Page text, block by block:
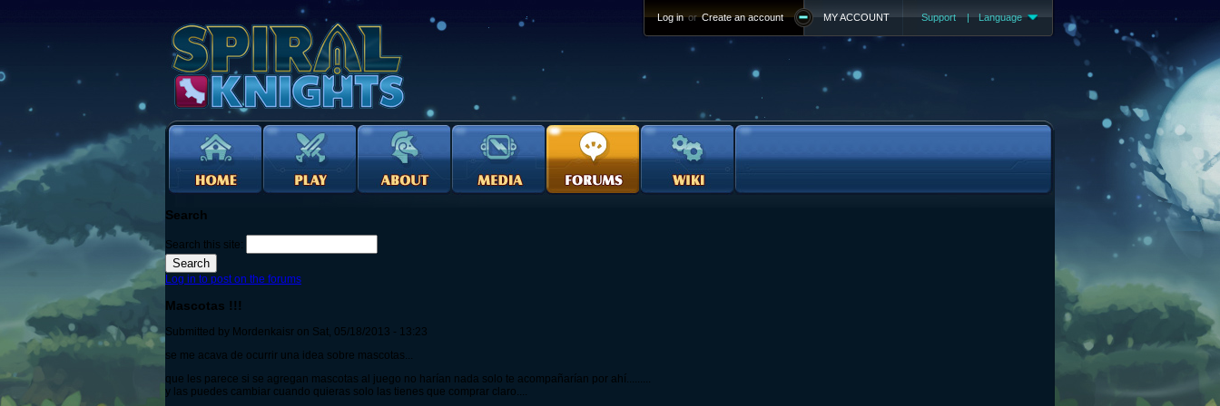
Support | Language
MY ACCOUNT
Log in or Create an account
Search
Search this site:
Log in to post on the forums
Mascotas !!!
Submitted by Mordenkaisr on Sat, 05/18/2013 - 13:23
se me acava de ocurrir una idea sobre mascotas...
que les parece si se agregan mascotas al juego no harían nada solo te acompañarían por ahí.........
y las puedes cambiar cuando quieras solo las tienes que comprar claro....